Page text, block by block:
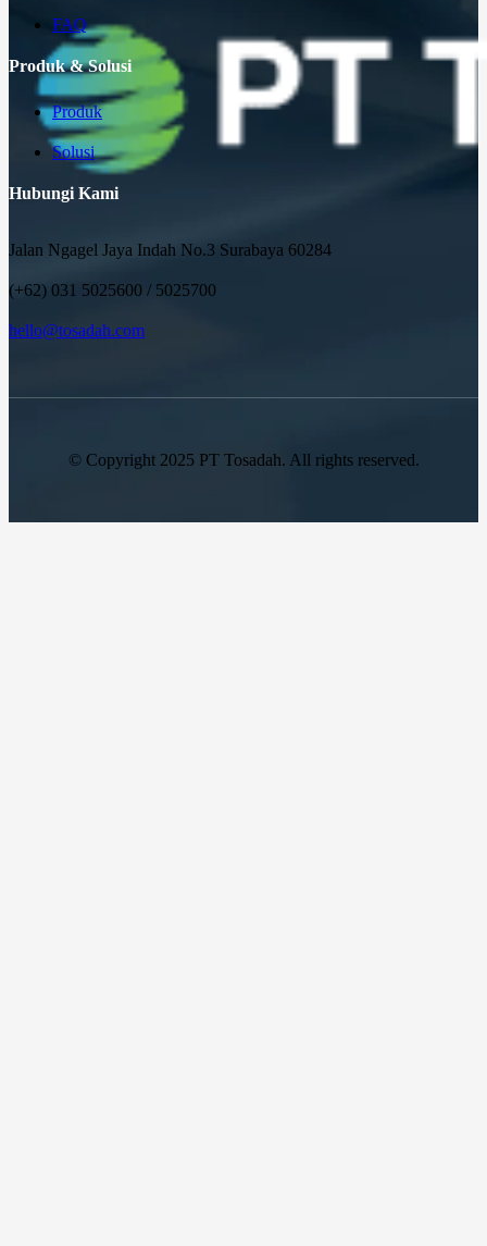
FAQ
Produk & Solusi
Produk
Solusi
Hubungi Kami
Jalan Ngagel Jaya Indah No.3 Surabaya 60284
(+62) 031 5025600 / 5025700
hello@tosadah.com
© Copyright 2025 PT Tosadah. All rights reserved.